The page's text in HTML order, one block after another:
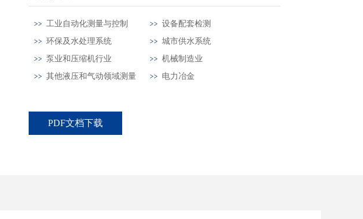
工业自动化测量与控制
设备配套检测
环保及水处理系统
城市供水系统
泵业和压缩机行业
机械制造业
其他液压和气动领域测量
电力冶金
PDF文档下载